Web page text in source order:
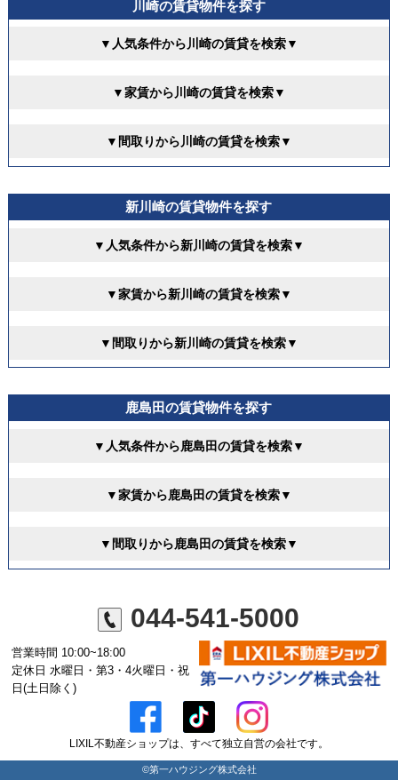
川崎の賃貸物件を探す
▼人気条件から川崎の賃貸を検索▼
▼家賃から川崎の賃貸を検索▼
▼間取りから川崎の賃貸を検索▼
新川崎の賃貸物件を探す
▼人気条件から新川崎の賃貸を検索▼
▼家賃から新川崎の賃貸を検索▼
▼間取りから新川崎の賃貸を検索▼
鹿島田の賃貸物件を探す
▼人気条件から鹿島田の賃貸を検索▼
▼家賃から鹿島田の賃貸を検索▼
▼間取りから鹿島田の賃貸を検索▼
044-541-5000
営業時間 10:00~18:00
定休日 水曜日・第3・4火曜日・祝
日(土日除く)
LIXIL不動産ショップは、すべて独立自営の会社です。
©第一ハウジング株式会社